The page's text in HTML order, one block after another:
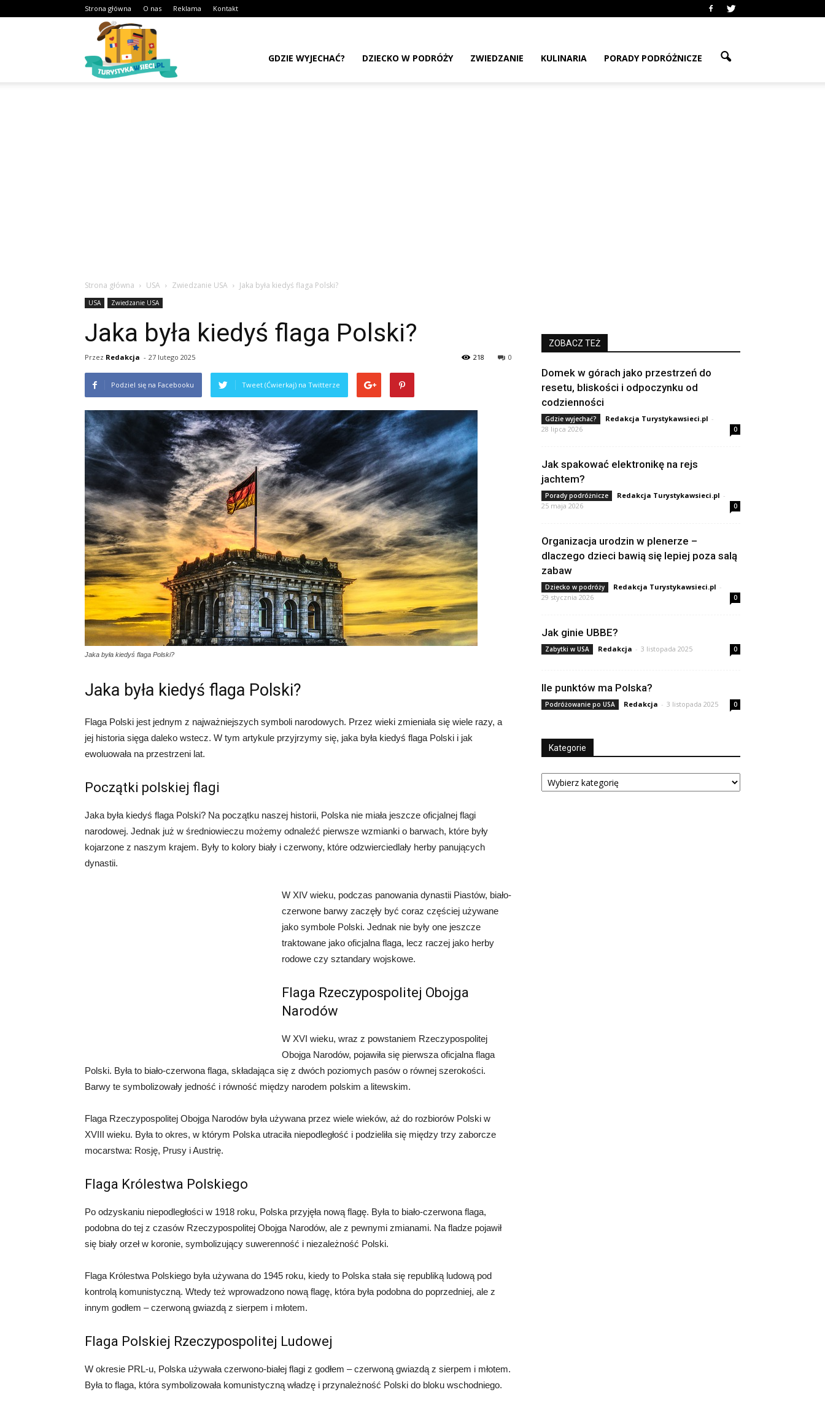
Strona główna O nas Reklama Kontakt
GDZIE WYJECHAĆ? DZIECKO W PODRÓŻY ZWIEDZANIE KULINARIA PORADY PODRÓŻNICZE
Strona główna USA Zwiedzanie USA Jaka była kiedyś flaga Polski?
USA Zwiedzanie USA
Jaka była kiedyś flaga Polski?
Przez Redakcja - 27 lutego 2025 0
218
Podziel się na Facebooku Tweet (Ćwierkaj) na Twitterze
Jaka była kiedyś flaga Polski?
Jaka była kiedyś flaga Polski?
Flaga Polski jest jednym z najważniejszych symboli narodowych. Przez wieki zmieniała się wiele razy, a
jej historia sięga daleko wstecz. W tym artykule przyjrzymy się, jaka była kiedyś flaga Polski i jak
ewoluowała na przestrzeni lat.
Początki polskiej flagi
Jaka była kiedyś flaga Polski? Na początku naszej historii, Polska nie miała jeszcze oficjalnej flagi
narodowej. Jednak już w średniowieczu możemy odnaleźć pierwsze wzmianki o barwach, które były
kojarzone z naszym krajem. Były to kolory biały i czerwony, które odzwierciedlały herby panujących
dynastii.
W XIV wieku, podczas panowania dynastii Piastów, biało-
czerwone barwy zaczęły być coraz częściej używane
jako symbole Polski. Jednak nie były one jeszcze
traktowane jako oficjalna flaga, lecz raczej jako herby
rodowe czy sztandary wojskowe.
Flaga Rzeczypospolitej Obojga
Narodów
W XVI wieku, wraz z powstaniem Rzeczypospolitej
Obojga Narodów, pojawiła się pierwsza oficjalna flaga
Polski. Była to biało-czerwona flaga, składająca się z dwóch poziomych pasów o równej szerokości.
Barwy te symbolizowały jedność i równość między narodem polskim a litewskim.
Flaga Rzeczypospolitej Obojga Narodów była używana przez wiele wieków, aż do rozbiorów Polski w
XVIII wieku. Była to okres, w którym Polska utraciła niepodległość i podzieliła się między trzy zaborcze
mocarstwa: Rosję, Prusy i Austrię.
Flaga Królestwa Polskiego
Po odzyskaniu niepodległości w 1918 roku, Polska przyjęła nową flagę. Była to biało-czerwona flaga,
podobna do tej z czasów Rzeczypospolitej Obojga Narodów, ale z pewnymi zmianami. Na fladze pojawił
się biały orzeł w koronie, symbolizujący suwerenność i niezależność Polski.
Flaga Królestwa Polskiego była używana do 1945 roku, kiedy to Polska stała się republiką ludową pod
kontrolą komunistyczną. Wtedy też wprowadzono nową flagę, która była podobna do poprzedniej, ale z
innym godłem – czerwoną gwiazdą z sierpem i młotem.
Flaga Polskiej Rzeczypospolitej Ludowej
W okresie PRL-u, Polska używała czerwono-białej flagi z godłem – czerwoną gwiazdą z sierpem i młotem.
Była to flaga, która symbolizowała komunistyczną władzę i przynależność Polski do bloku wschodniego.
ZOBACZ TEŻ
Domek w górach jako przestrzeń do
resetu, bliskości i odpoczynku od
codzienności
Gdzie wyjechać? Redakcja Turystykawsieci.pl -
28 lipca 2026
0
Jak spakować elektronikę na rejs
jachtem?
Porady podróżnicze Redakcja Turystykawsieci.pl -
25 maja 2026
0
Organizacja urodzin w plenerze –
dlaczego dzieci bawią się lepiej poza salą
zabaw
Dziecko w podróży Redakcja Turystykawsieci.pl -
29 stycznia 2026
0
Jak ginie UBBE?
Zabytki w USA Redakcja - 3 listopada 2025 0
Ile punktów ma Polska?
Podróżowanie po USA Redakcja - 3 listopada 2025 0
Kategorie
Kategorie